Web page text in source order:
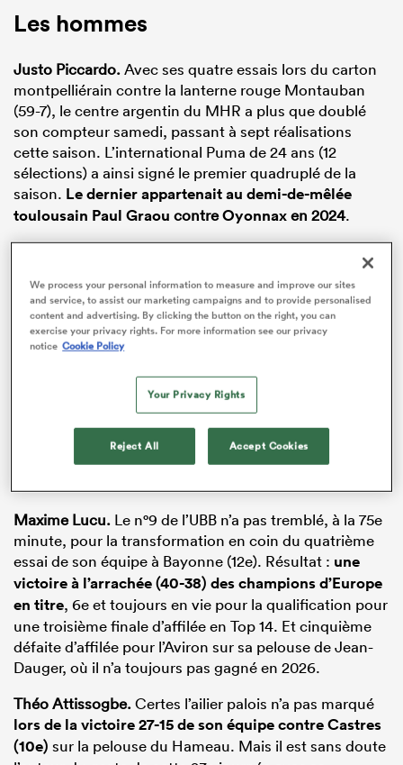
Les hommes
Justo Piccardo.Avec ses quatre essais lors du carton
montpelliérain contre la lanterne rouge Montauban
(59-7), le centre argentin du MHR a plus que doublé
son compteur samedi, passant à sept réalisations
cette saison. L’international Puma de 24 ans (12
sélections) a ainsi signé le premier quadruplé de la
saison. Le dernier appartenait au demi-de-mêlée
toulousain Paul Graou contreOyonnaxen 2024.
Maxime Lucu. Le n°9 de l’UBB n’a pas tremblé, à la 75e
minute, pour la transformation en coin du quatrième
essai de son équipe à Bayonne (12e). Résultat : une
victoire à l’arrachée (40-38) des champions d’Europe
en titre, 6e et toujours en vie pour la qualification pour
une troisième finale d’affilée en Top 14. Et cinquième
défaite d’affilée pour l’Aviron sur sa pelouse de Jean-
Dauger, où il n’a toujours pas gagné en 2026.
Théo Attissogbe.Certes l’ailier palois n’a pas marqué
lors de la victoire 27-15 de son équipe contre Castres
(10e) sur la pelouse du Hameau. Mais il est sans doute
We process your personal information to measure and improve our sites
and service, to assist our marketing campaigns and to provide personalised
content and advertising. By clicking the button on the right, you can
exercise your privacy rights. For more information see our privacy
notice Cookie Policy
Your Privacy Rights
Reject All Accept Cookies